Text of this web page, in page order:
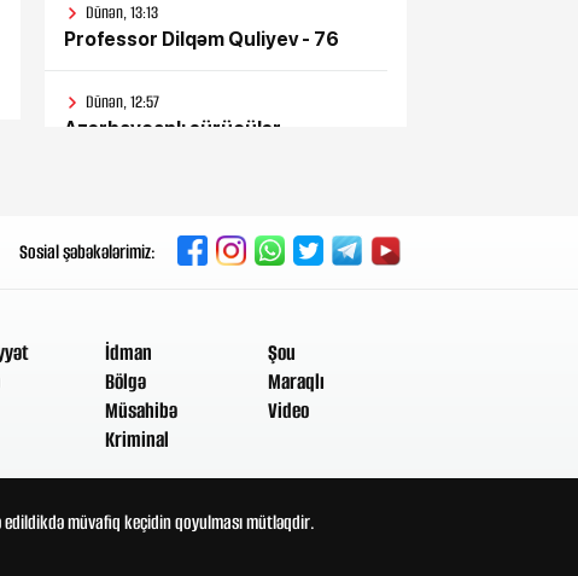
Dünən, 13:13
Professor Dilqəm Quliyev - 76
Dünən, 12:57
Azərbaycanlı sürücülər
Bəs sən onlara niyə inandın?
Süni intellektdən istifadə ona
heç nə qazandırmadı...
Dünən, 11:47
açıqlama vahid-ayliq-muavinet-
kimlere-verilir
Sosial şəbəkələrimiz:
İdman
Bölgə
Müsahibə
Kriminal
Şou
Maraqlı
Video
müvafiq keçidin qoyulması mütləqdir.